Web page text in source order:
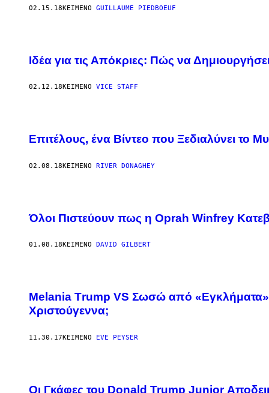
02.15.18ΚΕΊΜΕΝΟ GUILLAUME PIEDBOEUF
Ιδέα για τις Απόκριες: Πώς να
02.12.18ΚΕΊΜΕΝΟ VICE STAFF
Επιτέλους, ένα Βίντεο που Ξεδιαλύνει το
02.08.18ΚΕΊΜΕΝΟ RIVER DONAGHEY
Όλοι Πιστεύουν πως η Oprah Winfrey
01.08.18ΚΕΊΜΕΝΟ DAVID GILBERT
Melania Τrump VS Σωσώ από
Χριστούγεννα;
11.30.17ΚΕΊΜΕΝΟ EVE PEYSER
Οι Γκάφες του Donald Trump Junior